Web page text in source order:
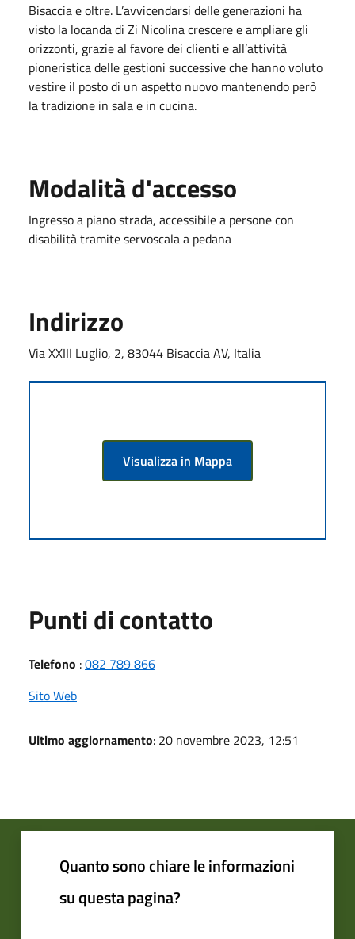
Bisaccia e oltre. L’avvicendarsi delle generazioni ha
visto la locanda di Zi Nicolina crescere e ampliare gli
orizzonti, grazie al favore dei clienti e all’attività
pioneristica delle gestioni successive che hanno voluto
vestire il posto di un aspetto nuovo mantenendo però
la tradizione in sala e in cucina.
Modalità d'accesso
Ingresso a piano strada, accessibile a persone con
disabilità tramite servoscala a pedana
Indirizzo
Via XXIII Luglio, 2, 83044 Bisaccia AV, Italia
Visualizza in Mappa
Punti di contatto
Telefono :082 789 866
Sito Web
Ultimo aggiornamento: 20 novembre 2023, 12:51
Quanto sono chiare le informazioni
su questa pagina?